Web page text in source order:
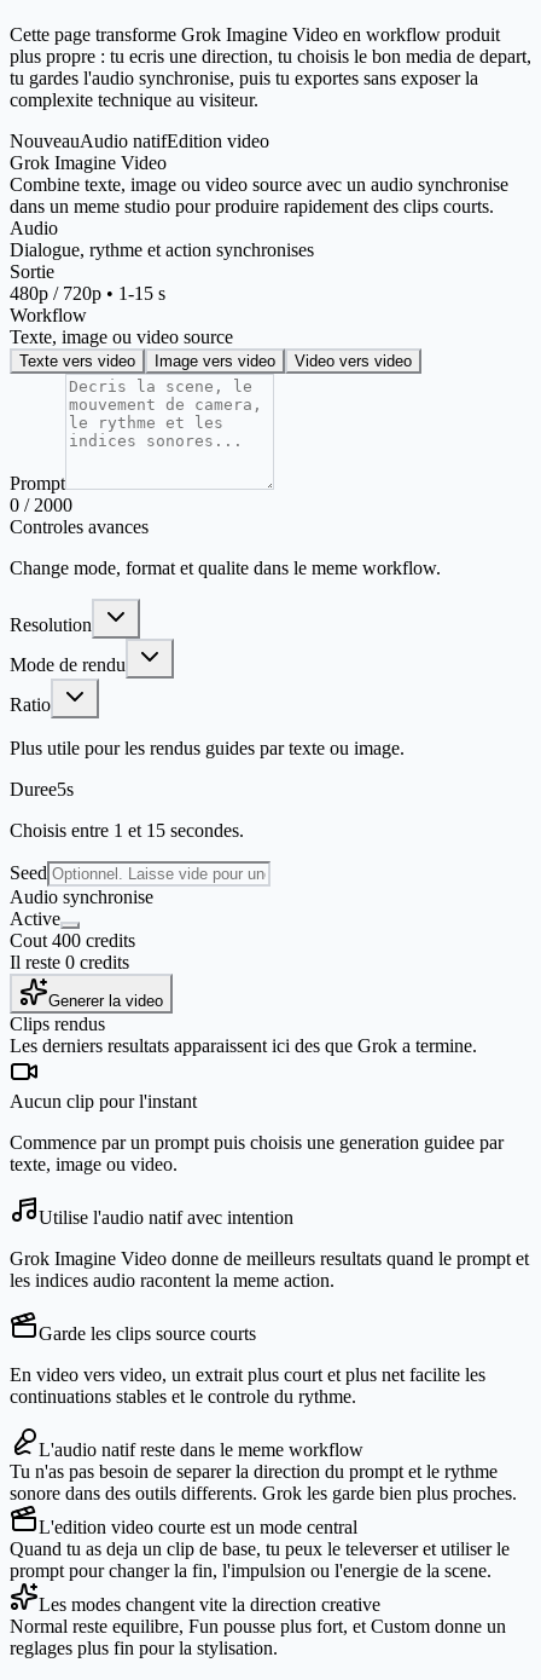
Cette page transforme Grok Imagine Video en workflow produit
plus propre : tu ecris une direction, tu choisis le bon media de depart,
tu gardes l'audio synchronise, puis tu exportes sans exposer la
complexite technique au visiteur.
NouveauAudio natifEdition video
Grok Imagine Video
Combine texte, image ou video source avec un audio synchronise
dans un meme studio pour produire rapidement des clips courts.
Audio
Dialogue, rythme et action synchronises
Sortie
480p / 720p • 1-15 s
Workflow
Texte, image ou video source
Texte vers video Image vers video Video vers video
Prompt
0 / 2000
Controles avances
Change mode, format et qualite dans le meme workflow.
Resolution
Mode de rendu
Ratio
Plus utile pour les rendus guides par texte ou image.
Duree5s
Choisis entre 1 et 15 secondes.
Seed
Audio synchronise
Active
Cout 400 credits
Il reste 0 credits
Generer la video
Clips rendus
Les derniers resultats apparaissent ici des que Grok a termine.
Aucun clip pour l'instant
Commence par un prompt puis choisis une generation guidee par
texte, image ou video.
Utilise l'audio natif avec intention
Grok Imagine Video donne de meilleurs resultats quand le prompt et
les indices audio racontent la meme action.
Garde les clips source courts
En video vers video, un extrait plus court et plus net facilite les
continuations stables et le controle du rythme.
L'audio natif reste dans le meme workflow
Tu n'as pas besoin de separer la direction du prompt et le rythme
sonore dans des outils differents. Grok les garde bien plus proches.
L'edition video courte est un mode central
Quand tu as deja un clip de base, tu peux le televerser et utiliser le
prompt pour changer la fin, l'impulsion ou l'energie de la scene.
Les modes changent vite la direction creative
Normal reste equilibre, Fun pousse plus fort, et Custom donne un
reglages plus fin pour la stylisation.